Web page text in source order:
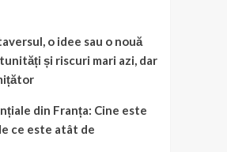
o idee sau o nouă
și riscuri mari azi, dar
din Franța: Cine este
ce este atât de